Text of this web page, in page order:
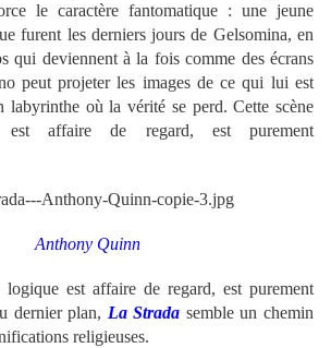
le caractère fantomatique : une jeune
furent les derniers jours de Gelsomina, en
qui deviennent à la fois comme des écrans
peut projeter les images de ce qui lui est
labyrinthe où la vérité se perd. Cette scène
affaire de regard, est purement
Anthony Quinn
est affaire de regard, est purement
dernier plan, La Strada semble un chemin
religieuses.